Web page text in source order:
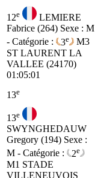
12e
LEMIERE
Fabrice (264) Sexe : M
- Catégorie :
3e
M3
ST LAURENT LA
VALLEE (24170)
01:05:01
13e
13e
SWYNGHEDAUW
Gregory (194) Sexe :
M - Catégorie :
2e
M1 STADE
VILLENEUVOIS